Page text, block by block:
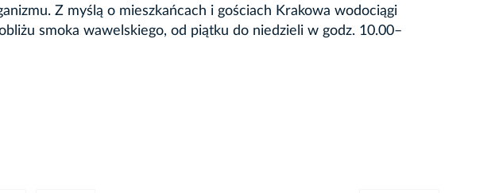
Z myślą o mieszkańcach i gościach Krakowa wodociągi
smoka wawelskiego, od piątku do niedzieli w godz. 10.00–